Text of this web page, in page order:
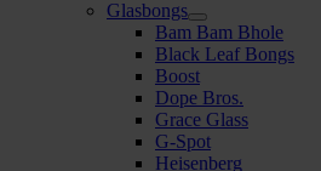
Glasbongs
Bam Bam Bhole
Black Leaf Bongs
Boost
Dope Bros.
Grace Glass
G-Spot
Heisenberg